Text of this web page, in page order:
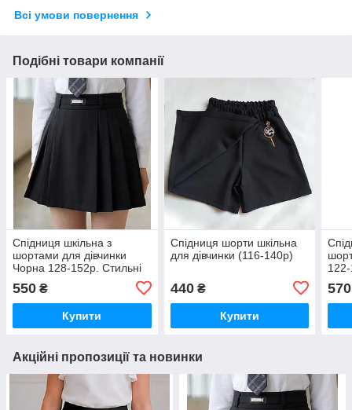
Всі умови повернення
Подібні товари компанії
Спідниця шкільна з
шортами для дівчинки
Чорна 128-152р. Стильні
дівчаток Шкільні шорти-
спідниця
550 ₴
Купити
Спідниця шорти шкільна
для дівчинки (116-140р)
440₴
Купити
570
Акційні пропозиції та новинки